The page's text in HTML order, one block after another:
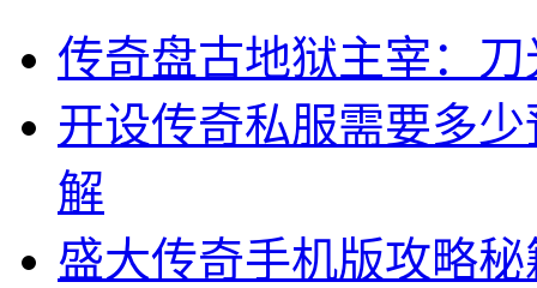
传奇盘古地狱主宰：
开设传奇私服需要多
解
盛大传奇手机版攻略